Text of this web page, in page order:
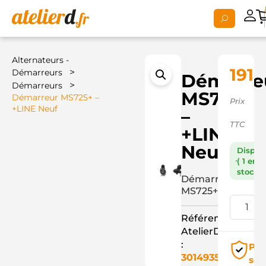
Alternateurs -
Démarreurs
>
Démarreurs >
Démarreur MS725+ –
+LINE Neuf
MS725+
–
+LINE
Neuf
Démarreur
MS725+
Référence
AtelierD
:
3014935
Prix
TTC
( 1 en
stock )